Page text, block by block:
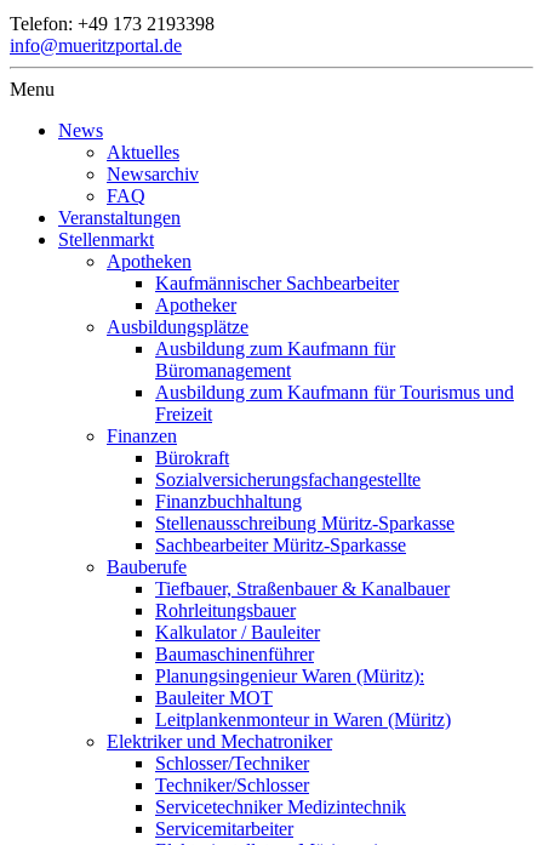
Telefon: +49 173 2193398
info@mueritzportal.de
Menu
News
Aktuelles
Newsarchiv
FAQ
Veranstaltungen
Stellenmarkt
Apotheken
Kaufmännischer Sachbearbeiter
Apotheker
Ausbildungsplätze
Ausbildung zum Kaufmann für
Büromanagement
Ausbildung zum Kaufmann für Tourismus und
Freizeit
Finanzen
Bürokraft
Sozialversicherungsfachangestellte
Finanzbuchhaltung
Stellenausschreibung Müritz-Sparkasse
Sachbearbeiter Müritz-Sparkasse
Bauberufe
Tiefbauer, Straßenbauer & Kanalbauer
Rohrleitungsbauer
Kalkulator / Bauleiter
Baumaschinenführer
Planungsingenieur Waren (Müritz):
Bauleiter MOT
Leitplankenmonteur in Waren (Müritz)
Elektriker und Mechatroniker
Schlosser/Techniker
Techniker/Schlosser
Servicetechniker Medizintechnik
Servicemitarbeiter